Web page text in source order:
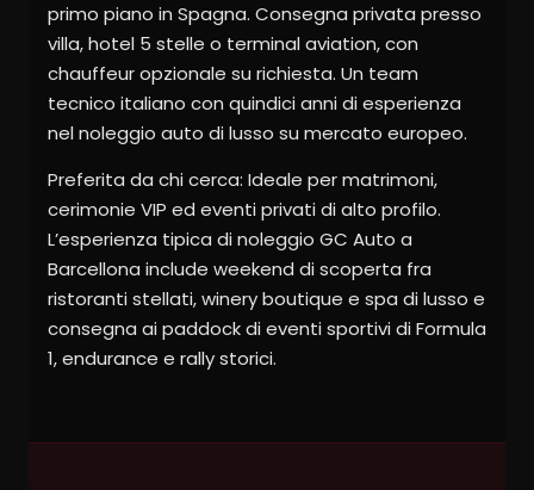
primo piano in Spagna. Consegna privata presso
villa, hotel 5 stelle o terminal aviation, con
chauffeur opzionale su richiesta. Un team
tecnico italiano con quindici anni di esperienza
nel noleggio auto di lusso su mercato europeo.
Preferita da chi cerca: Ideale per matrimoni,
cerimonie VIP ed eventi privati di alto profilo.
L’esperienza tipica di noleggio GC Auto a
Barcellona include weekend di scoperta fra
ristoranti stellati, winery boutique e spa di lusso e
consegna ai paddock di eventi sportivi di Formula
1, endurance e rally storici.